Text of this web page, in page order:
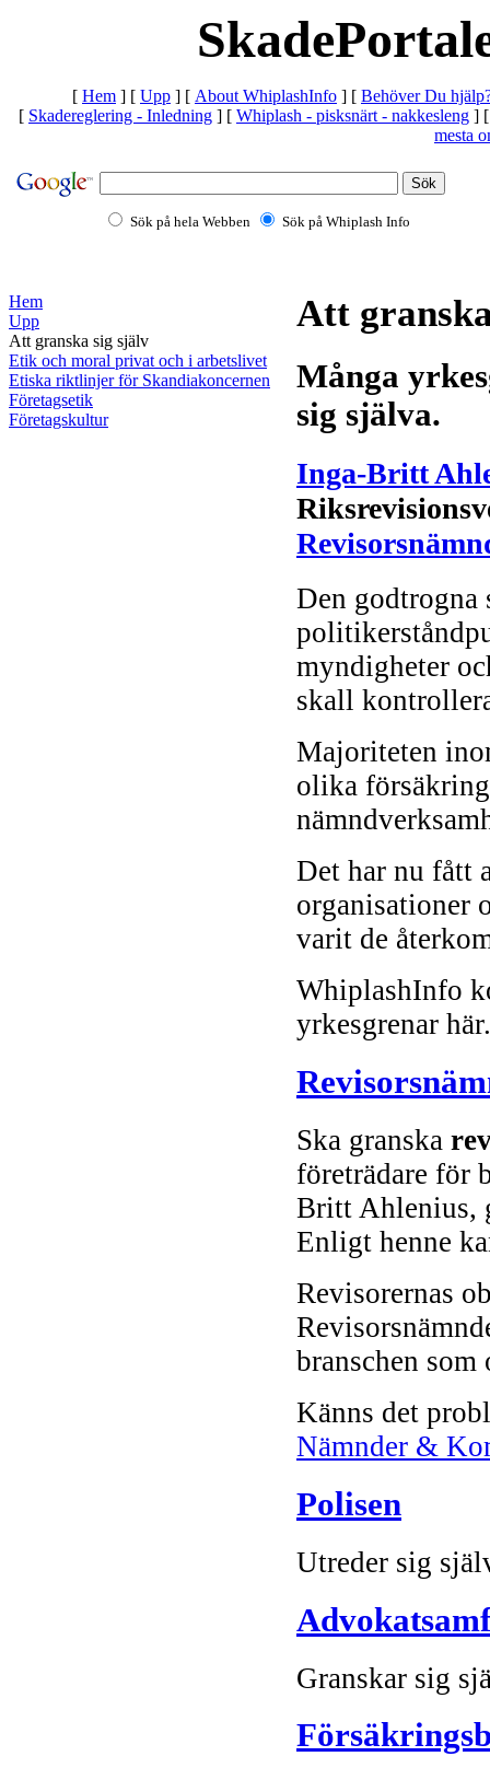
[ Hem ] [ Upp ] [ About WhiplashInfo ] [ Behöver Du
[ Skadereglering - Inledning ] [ Whiplash - pisksnärt - nakkesleng ]
mesta
Sök på hela Webben Sök på Whiplash Info
Hem
Upp
Att granska sig själv
Etik och moral privat och i arbetslivet
Etiska riktlinjer för Skandiakoncernen
Företagsetik
Företagskultur
Att
Många
sig själva.
Inga-Britt
Den godtrogna
myndigheter
skall
Majoriteten
olika
Det har nu fått
organisationer
varit de
WhiplashInfo
yrkesgrenar här.
Ska granska
företrädare för
Britt Ahlenius,
Enligt henne
Revisorernas
branschen som
Känns det
Nämnder &
Polisen
Utreder sig
Granskar sig